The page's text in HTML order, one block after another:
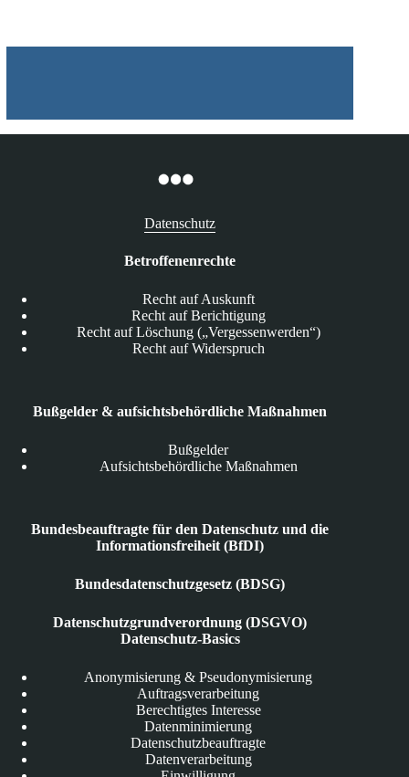
Datenschutz
Betroffenenrechte
Recht auf Auskunft
Recht auf Berichtigung
Recht auf Löschung („Vergessenwerden“)
Recht auf Widerspruch
Bußgelder & aufsichtsbehördliche Maßnahmen
Bußgelder
Aufsichtsbehördliche Maßnahmen
Bundesbeauftragte für den Datenschutz und die
Informationsfreiheit (BfDI)
Bundesdatenschutzgesetz (BDSG)
Datenschutzgrundverordnung (DSGVO)
Datenschutz-Basics
Anonymisierung & Pseudonymisierung
Auftragsverarbeitung
Berechtigtes Interesse
Datenminimierung
Datenschutzbeauftragte
Datenverarbeitung